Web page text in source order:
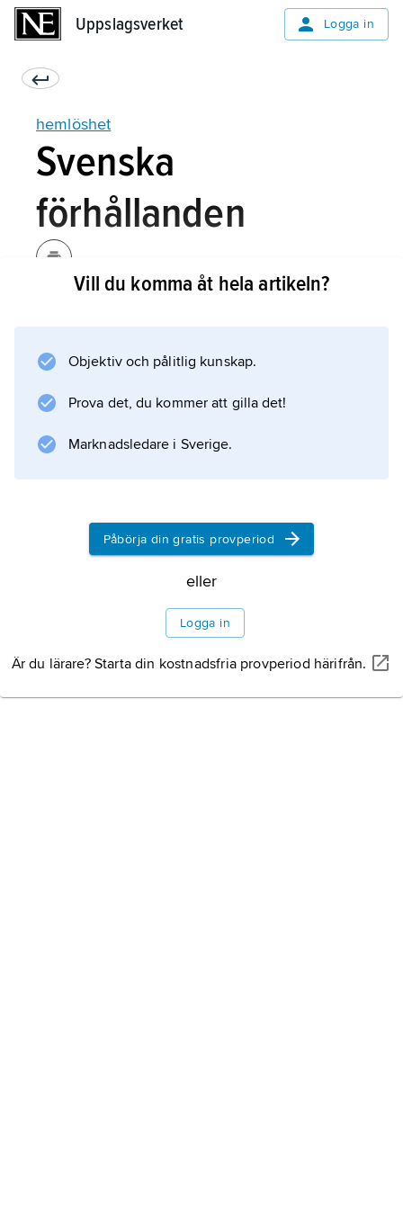
Uppslagsverket Logga in
hemlöshet
Svenska
förhållanden
talet blev hemlöshetsbegreppet vanligare.
Hemmet blev något mer än en enkel boplats
och begreppet hemlöshet kom att användas
personer som saknade ett hem eller inte hade
Vill du komma åt hela artikeln?
Objektiv och pålitlig kunskap.
Prova det, du kommer att gilla det!
Marknadsledare i Sverige.
Påbörja din gratis provperiod
eller
Logga in
Är du lärare? Starta din kostnadsfria provperiod härifrån.